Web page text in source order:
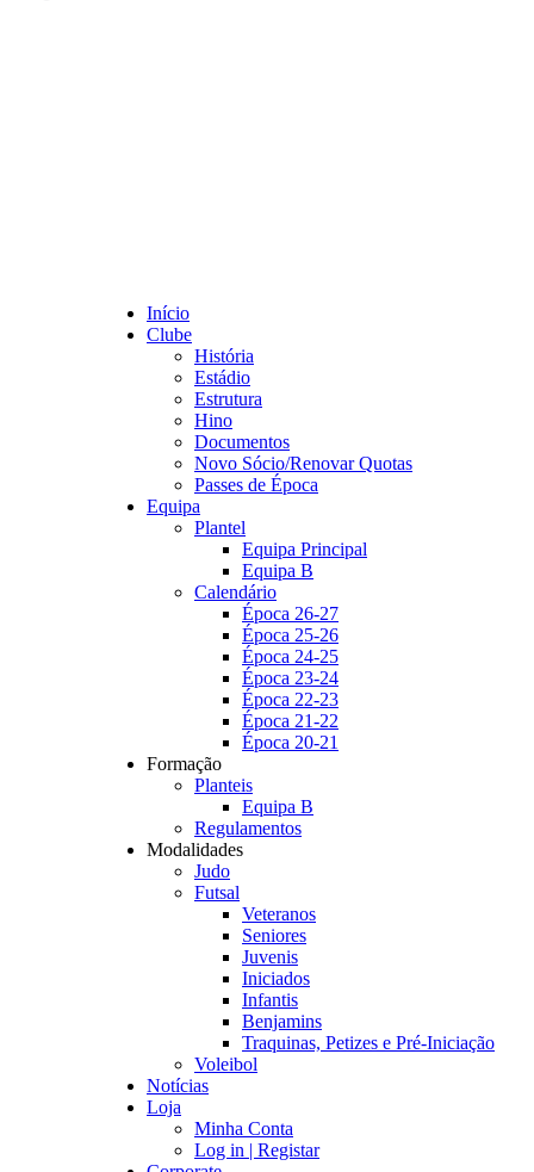
Início
Clube
História
Estádio
Estrutura
Hino
Documentos
Novo Sócio/Renovar Quotas
Passes de Época
Equipa
Plantel
Equipa Principal
Equipa B
Calendário
Época 26-27
Época 25-26
Época 24-25
Época 23-24
Época 22-23
Época 21-22
Época 20-21
Formação
Planteis
Equipa B
Regulamentos
Modalidades
Judo
Futsal
Veteranos
Seniores
Juvenis
Iniciados
Infantis
Benjamins
Traquinas, Petizes e Pré-Iniciação
Voleibol
Notícias
Loja
Minha Conta
Log in | Registar